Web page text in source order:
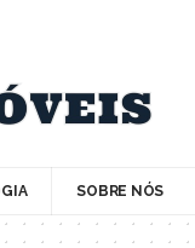
SOBRE NÓS